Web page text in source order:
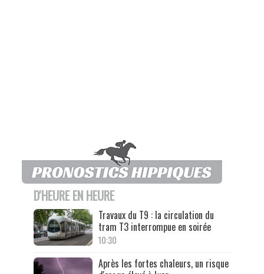
D'HEURE EN HEURE
Travaux du T9 : la circulation du
tram T3 interrompue en soirée
10:30
Après les fortes chaleurs, un risque